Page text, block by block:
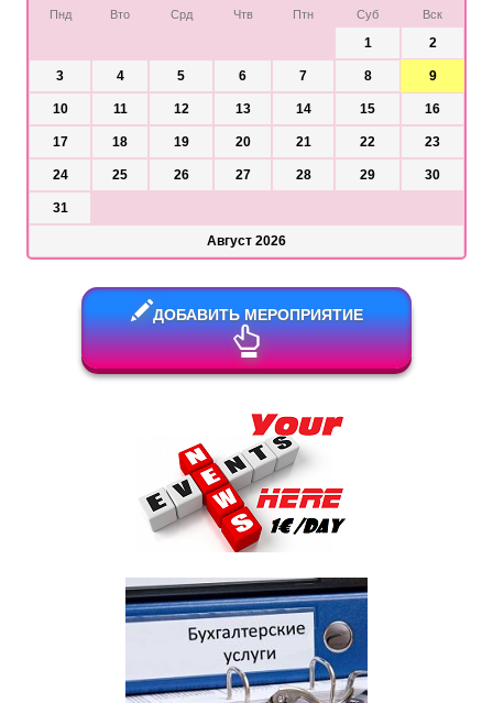
Пнд
Вто Срд Чтв Птн Суб Вск
1 2
3 4 5 6 7 8 9
10 11 12 13 14 15 16
17 18 19 20 21 22 23
24 25 26 27 28 29 30
31
Август 2026
ДОБАВИТЬ МЕРОПРИЯТИЕ